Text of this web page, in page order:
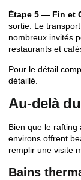
Étape 5 — Fin et
sortie. Le
nombreux invités
restaurants et
Pour le détail
détaillé
Au-delà
Bien que le rafting
environs offrent
remplir une visite
Bains